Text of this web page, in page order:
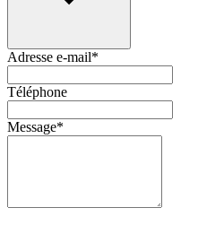
Adresse e-mail*
Téléphone
Message*